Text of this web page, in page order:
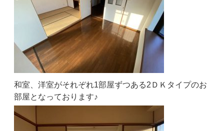
和室、洋室がそれぞれ1部屋ずつある2ＤＫタイプのお
部屋となっております♪